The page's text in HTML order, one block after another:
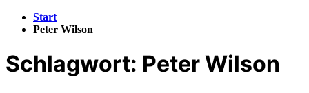
Start
Peter Wilson
Schlagwort: Peter Wilson